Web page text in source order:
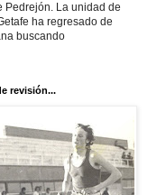
Pedrejón. La unidad de
ha regresado de
buscando
revisión...